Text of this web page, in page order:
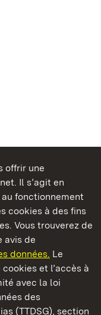
offrir une
Il s’agit en
fonctionnement
cookies à des fins
Vous trouverez de
avis de
données. Le
et l’accès à
avec la loi
des
(TTDSG), section
Wurtemberg
Wurtemberg